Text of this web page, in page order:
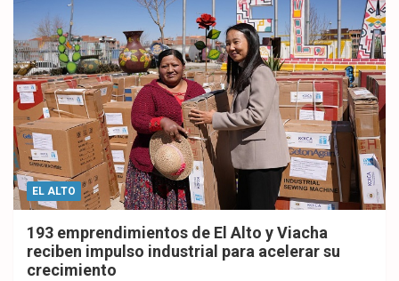
EL ALTO
193 emprendimientos de El Alto y Viacha
reciben impulso industrial para acelerar su
crecimiento